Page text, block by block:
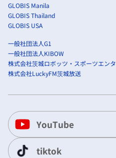
GLOBIS Manila
GLOBIS Thailand
GLOBIS USA
一般社団法人G1
一般社団法人KIBOW
株式会社茨城ロボッツ・スポーツエン
株式会社LuckyFM茨城放送
YouTube
tiktok